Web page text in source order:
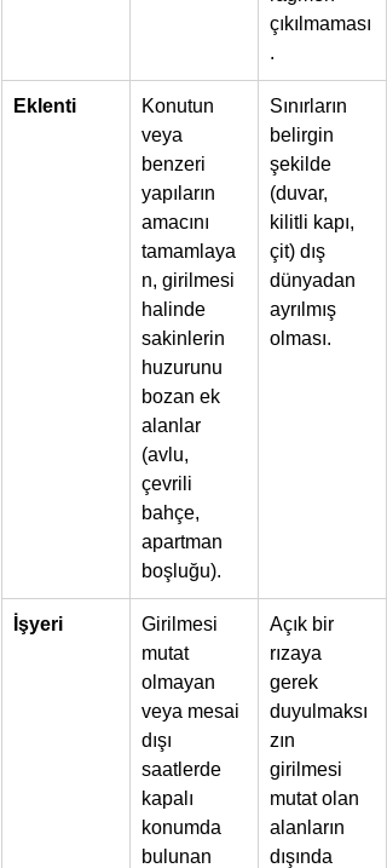
çıkılmaması
.
Eklenti
Konutun
veya
benzeri
yapıların
amacını
tamamlaya
n, girilmesi
halinde
sakinlerin
huzurunu
bozan ek
alanlar
(avlu,
çevrili
bahçe,
apartman
boşluğu).
Sınırların
belirgin
şekilde
(duvar,
kilitli kapı,
çit) dış
dünyadan
ayrılmış
olması.
İşyeri
Girilmesi
mutat
olmayan
veya mesai
dışı
saatlerde
kapalı
konumda
bulunan
Açık bir
rızaya
gerek
duyulmaksı
zın
girilmesi
mutat olan
alanların
dışında